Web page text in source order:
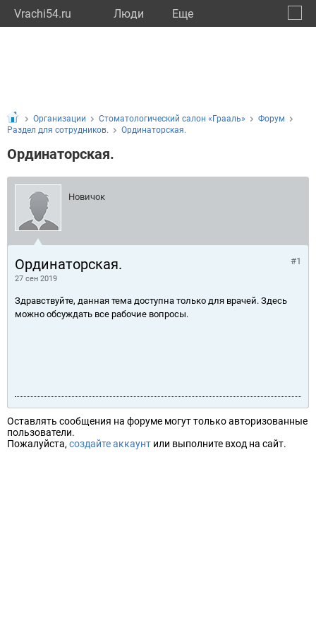
Vrachi54.ru Люди Eще
Организации Cтоматологический салон «Грааль»
Форум
Раздел для сотрудников.
Ординаторская.
Ординаторская.
Новичок
Ординаторская.
27 сен 2019
#1
Здравствуйте, данная тема доступна только для врачей. Здесь
можно обсуждать все рабочие вопросы.
Оставлять сообщения на форуме могут только авторизованные
пользователи.
Пожалуйста, создайте аккаунт или выполните вход на сайт.